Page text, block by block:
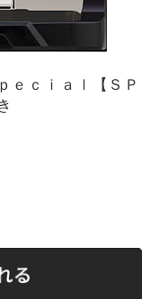
ｃｉａｌ【ＳＰ